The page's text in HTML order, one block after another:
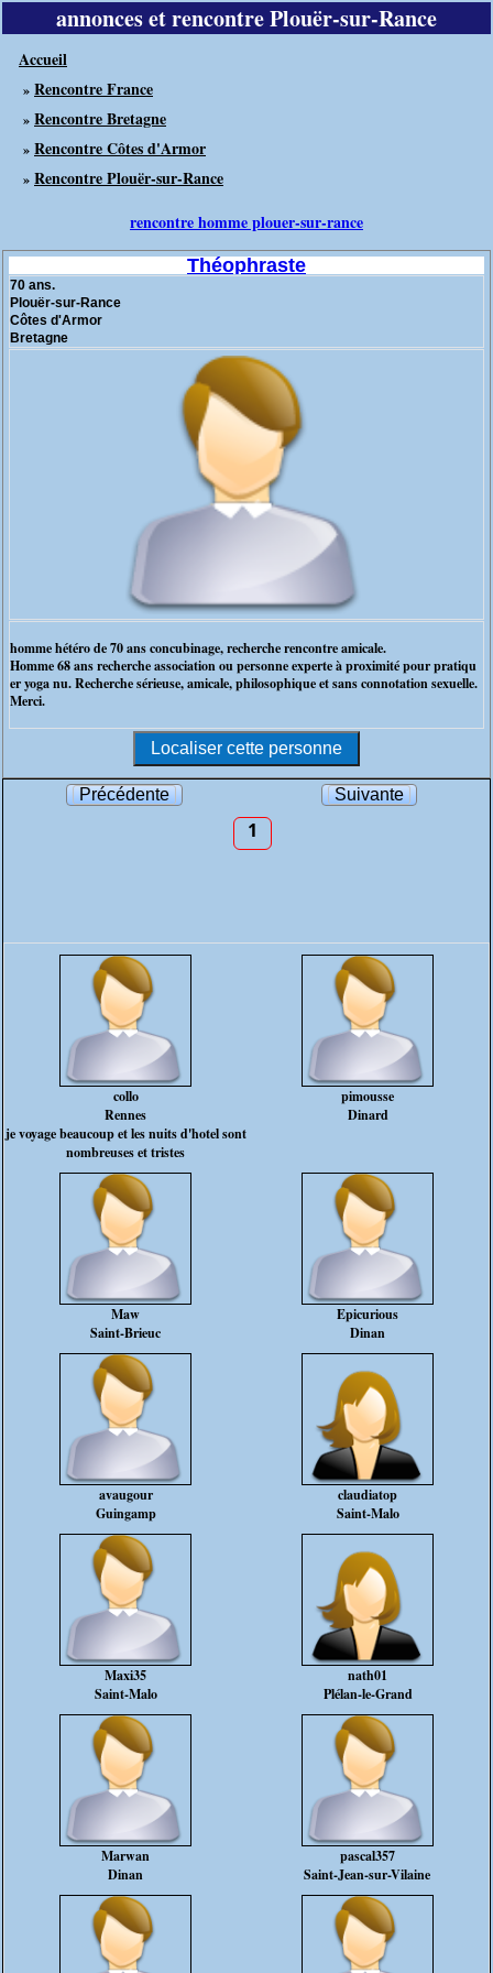
annonces et rencontre Plouër-sur-Rance
Accueil
» Rencontre France
» Rencontre Bretagne
» Rencontre Côtes d'Armor
» Rencontre Plouër-sur-Rance
rencontre homme plouer-sur-rance
Théophraste
70 ans.
Plouër-sur-Rance
Côtes d'Armor
Bretagne
homme hétéro de 70 ans concubinage, recherche rencontre amicale.
Homme 68 ans recherche association ou personne experte à proximité pour pratiqu
er yoga nu. Recherche sérieuse, amicale, philosophique et sans connotation sexuelle.
Merci.
Précédente Suivante
1
collo
Rennes
je voyage beaucoup et les nuits d'hotel sont
nombreuses et tristes
pimousse
Dinard
Maw
Saint-Brieuc
Epicurious
Dinan
avaugour
Guingamp
claudiatop
Saint-Malo
Maxi35
Saint-Malo
nath01
Plélan-le-Grand
Marwan
Dinan
pascal357
Saint-Jean-sur-Vilaine